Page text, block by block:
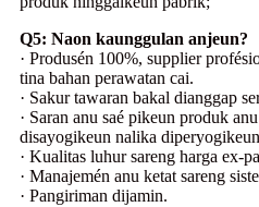
Q5: Naon kaunggulan anjeun?
· Produsén 100%, supplier
tina bahan perawatan cai.
· Sakur tawaran bakal dianggap
· Saran anu saé pikeun produk
disayogikeun nalika
· Kualitas luhur sareng harga ex-
· Manajemén anu ketat sareng
· Pangiriman dijamin.